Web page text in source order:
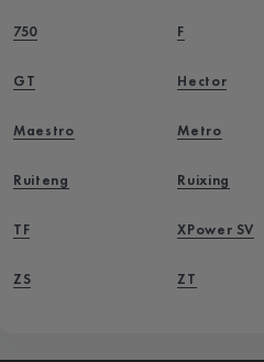
750 F
GT Hector
Maestro Metro
Ruiteng Ruixing
TF XPower SV
ZS ZT